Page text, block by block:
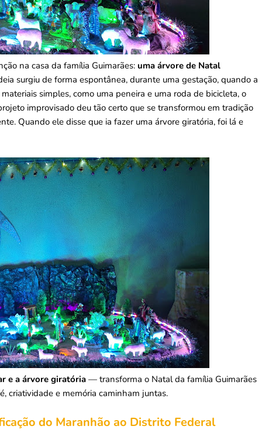
na casa da família Guimarães: uma árvore de Natal
surgiu de forma espontânea, durante uma gestação, quando a
simples, como uma peneira e uma roda de bicicleta, o
improvisado deu tão certo que se transformou em tradição
Quando ele disse que ia fazer uma árvore giratória, foi lá e
e a árvore giratória — transforma o Natal da família Guimarães
criatividade e memória caminham juntas.
do Maranhão ao Distrito Federal